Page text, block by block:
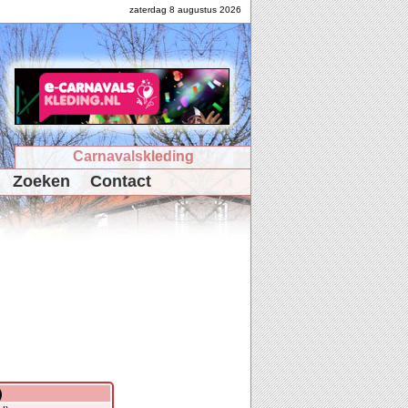
zaterdag 8 augustus 2026
Carnavalskleding
Zoeken Contact